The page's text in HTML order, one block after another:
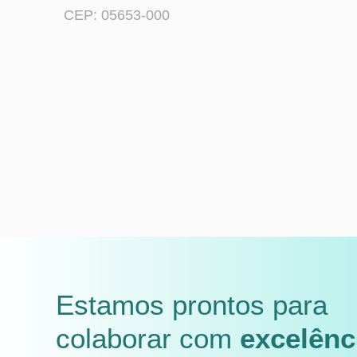
CEP: 05653-000
Estamos prontos para
colaborar com